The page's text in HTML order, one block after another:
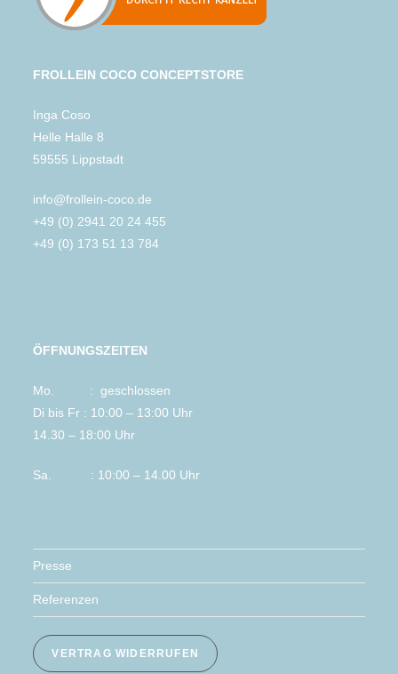
FROLLEIN COCO CONCEPTSTORE
Inga Coso
Helle Halle 8
59555 Lippstadt
info@frollein-coco.de
+49 (0) 2941 20 24 455
+49 (0) 173 51 13 784
ÖFFNUNGSZEITEN
Mo. : geschlossen
Di bis Fr : 10:00 – 13:00 Uhr
14.30 – 18:00 Uhr
Sa. : 10:00 – 14.00 Uhr
Presse
Referenzen
VERTRAG WIDERRUFEN